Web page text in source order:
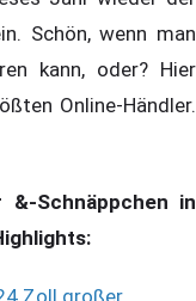
Schön, wenn man
kann, oder? Hier
Online-Händler.
&-Schnäppchen in